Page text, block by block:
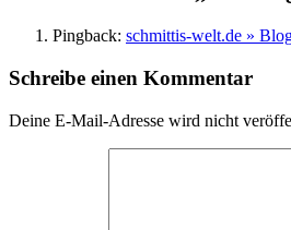
Pingback: schmittis-welt.de »
Schreibe einen Kommentar
Deine E-Mail-Adresse wird nicht